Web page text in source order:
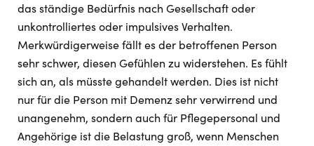
das ständige Bedürfnis nach Gesellschaft oder
unkontrolliertes oder impulsives Verhalten.
Merkwürdigerweise fällt es der betroffenen Person
sehr schwer, diesen Gefühlen zu widerstehen. Es fühlt
sich an, als müsste gehandelt werden. Dies ist nicht
nur für die Person mit Demenz sehr verwirrend und
unangenehm, sondern auch für Pflegepersonal und
Angehörige ist die Belastung groß, wenn Menschen